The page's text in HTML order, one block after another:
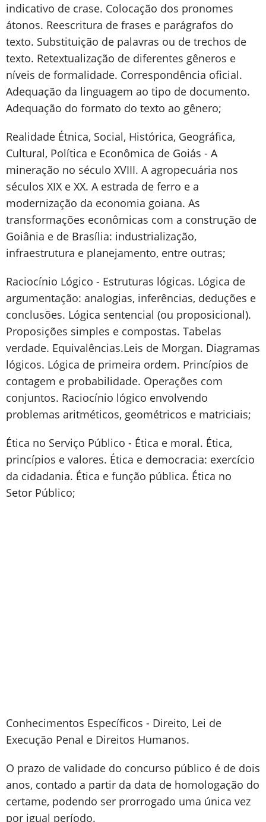
indicativo de crase. Colocação dos pronomes
átonos. Reescritura de frases e parágrafos do
texto. Substituição de palavras ou de trechos de
texto. Retextualização de diferentes gêneros e
níveis de formalidade. Correspondência oficial.
Adequação da linguagem ao tipo de documento.
Adequação do formato do texto ao gênero;
Realidade Étnica, Social, Histórica, Geográfica,
Cultural, Política e Econômica de Goiás - A
mineração no século XVIII. A agropecuária nos
séculos XIX e XX. A estrada de ferro e a
modernização da economia goiana. As
transformações econômicas com a construção de
Goiânia e de Brasília: industrialização,
infraestrutura e planejamento, entre outras;
Raciocínio Lógico - Estruturas lógicas. Lógica de
argumentação: analogias, inferências, deduções e
conclusões. Lógica sentencial (ou proposicional).
Proposições simples e compostas. Tabelas
verdade. Equivalências.Leis de Morgan. Diagramas
lógicos. Lógica de primeira ordem. Princípios de
contagem e probabilidade. Operações com
conjuntos. Raciocínio lógico envolvendo
problemas aritméticos, geométricos e matriciais;
Ética no Serviço Público - Ética e moral. Ética,
princípios e valores. Ética e democracia: exercício
da cidadania. Ética e função pública. Ética no
Setor Público;
Conhecimentos Específicos - Direito, Lei de
Execução Penal e Direitos Humanos.
O prazo de validade do concurso público é de dois
anos, contado a partir da data de homologação do
certame, podendo ser prorrogado uma única vez
por igual período.